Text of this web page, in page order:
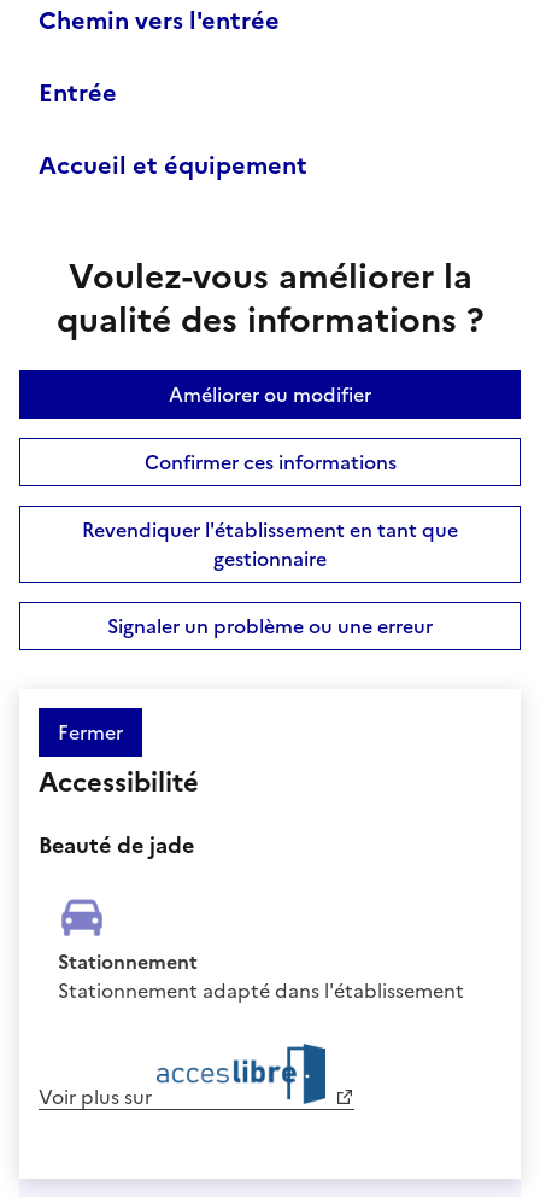
Chemin vers l'entrée
Entrée
Accueil et équipement
Voulez-vous améliorer la
qualité des informations ?
Améliorer ou modifier
Confirmer ces informations
Revendiquer l'établissement en tant que
gestionnaire
Signaler un problème ou une erreur
Fermer
Accessibilité
Beauté de jade
Stationnement
Stationnement adapté dans l'établissement
Voir plus sur